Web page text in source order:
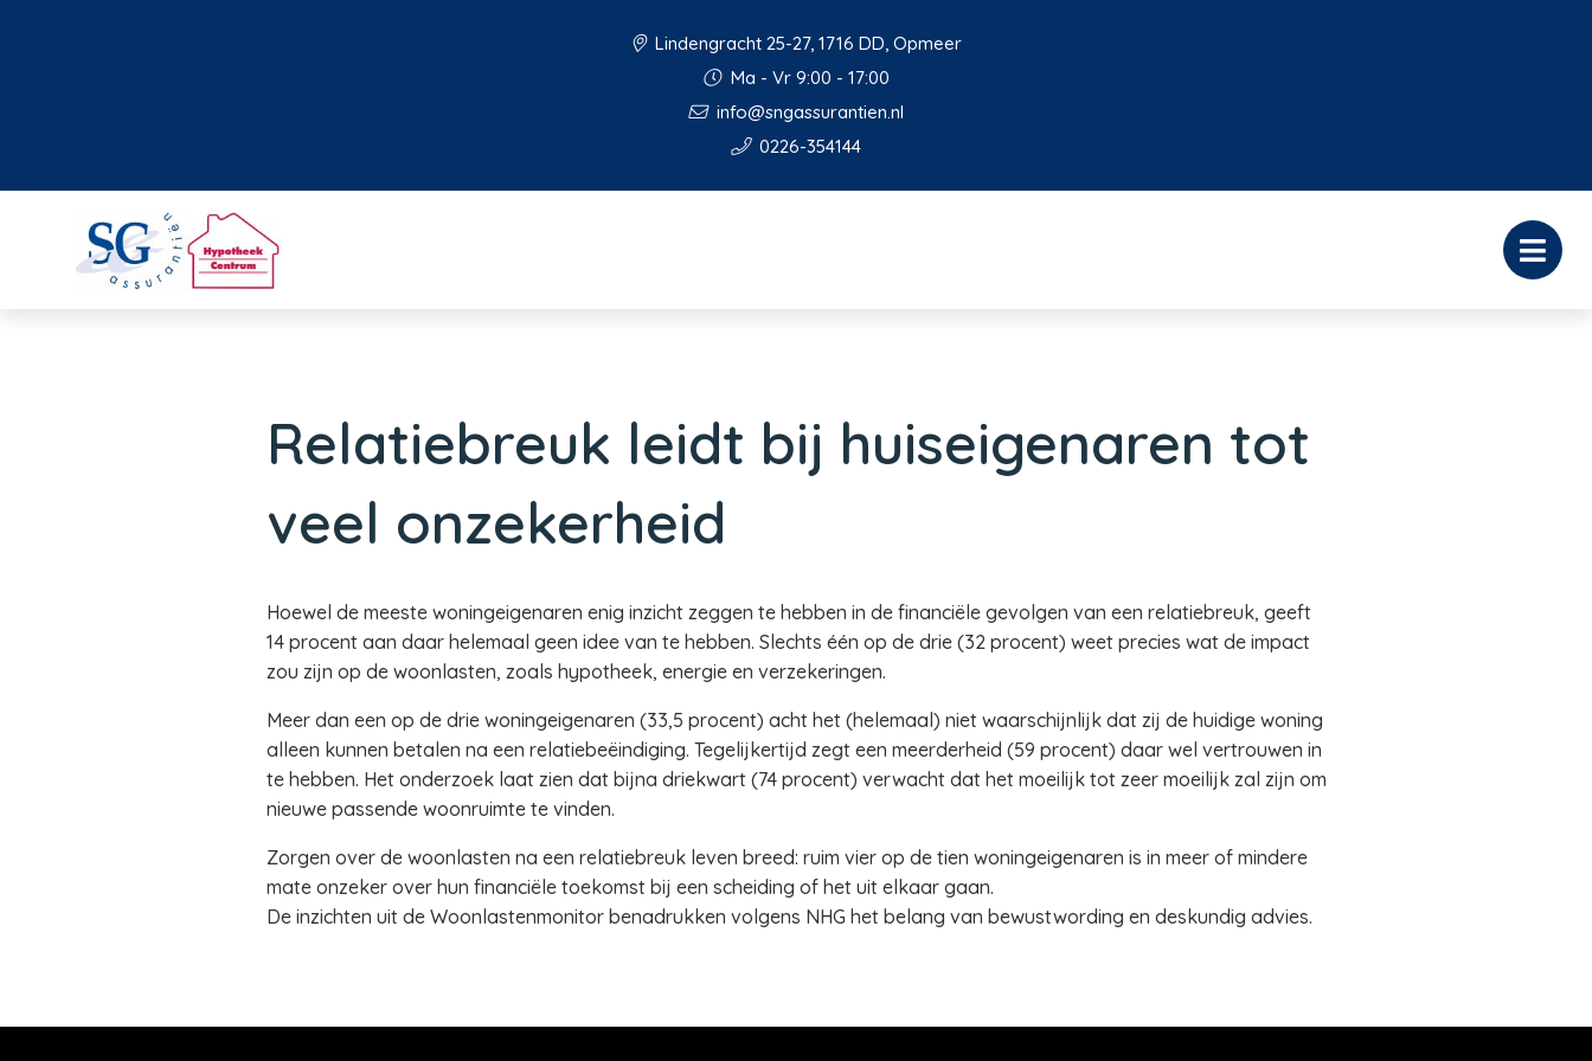
Lindengracht 25-27, 1716 DD, Opmeer
Ma - Vr 9:00 - 17:00
info@sngassurantien.nl
0226-354144
Relatiebreuk leidt bij huiseigenaren tot
veel onzekerheid
Hoewel de meeste woningeigenaren enig inzicht zeggen te hebben in de financiële gevolgen van een relatiebreuk, geeft
14 procent aan daar helemaal geen idee van te hebben. Slechts één op de drie (32 procent) weet precies wat de impact
zou zijn op de woonlasten, zoals hypotheek, energie en verzekeringen.
Meer dan een op de drie woningeigenaren (33,5 procent) acht het (helemaal) niet waarschijnlijk dat zij de huidige woning
alleen kunnen betalen na een relatiebeëindiging. Tegelijkertijd zegt een meerderheid (59 procent) daar wel vertrouwen in
te hebben. Het onderzoek laat zien dat bijna driekwart (74 procent) verwacht dat het moeilijk tot zeer moeilijk zal zijn om
nieuwe passende woonruimte te vinden.
Zorgen over de woonlasten na een relatiebreuk leven breed: ruim vier op de tien woningeigenaren is in meer of mindere
mate onzeker over hun financiële toekomst bij een scheiding of het uit elkaar gaan.
De inzichten uit de Woonlastenmonitor benadrukken volgens NHG het belang van bewustwording en deskundig advies.